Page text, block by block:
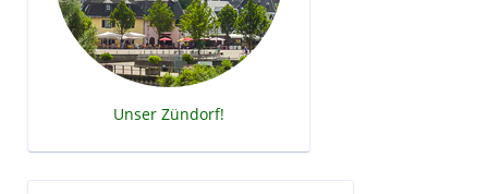
Unser Zündorf!